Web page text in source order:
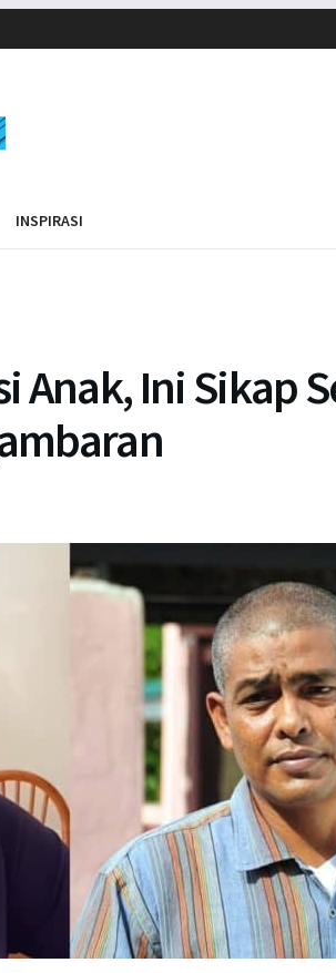
INSPIRASI
Anak, Ini Sikap